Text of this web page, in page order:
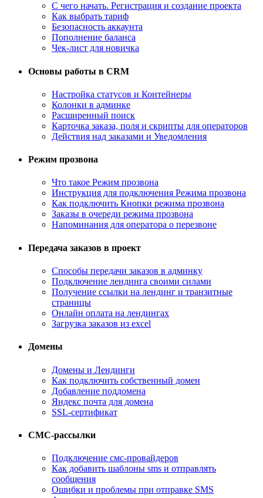
С чего начать. Регистрация и создание проекта
Как выбрать тариф
Безопасность аккаунта
Пополнение баланса
Чек-лист для новичка
Основы работы в CRM
Настройка статусов и Контейнеры
Колонки в админке
Расширенный поиск
Карточка заказа, поля и скрипты для операторов
Действия над заказами и Уведомления
Режим прозвона
Что такое Режим прозвона
Инструкция для подключения Режима прозвона
Как подключить Кнопки режима прозвона
Заказы в очереди режима прозвона
Напоминания для оператора о перезвоне
Передача заказов в проект
Способы передачи заказов в админку
Подключение лендинга своими силами
Получение ссылки на лендинг и транзитные
страницы
Онлайн оплата на лендингах
Загрузка заказов из excel
Домены
Домены и Лендинги
Как подключить собственный домен
Добавление поддомена
Яндекс почта для домена
SSL-сертификат
СМС-рассылки
Подключение смс-провайдеров
Как добавить шаблоны sms и отправлять
сообщения
Ошибки и проблемы при отправке SMS